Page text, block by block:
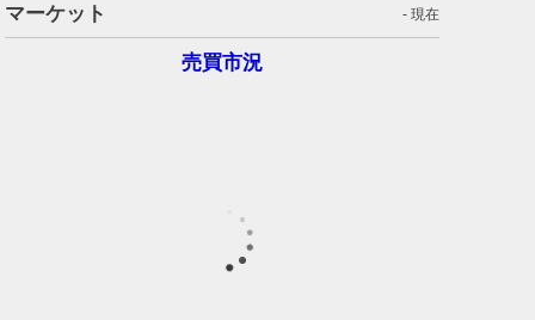
マーケット - 現在
売買市況